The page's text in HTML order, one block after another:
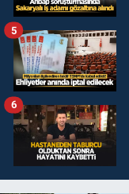
5
6